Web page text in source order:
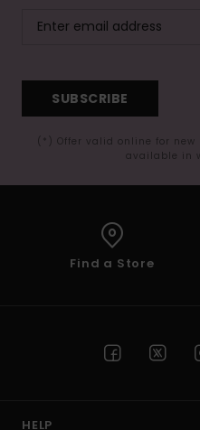
SUBSCRIBE
(*) Offer valid online for
available in
Find a Store
HELP